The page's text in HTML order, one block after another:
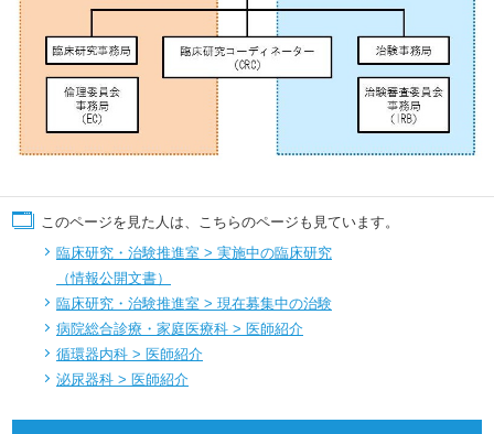
2025年07月10日 第370回治験審査委員会（2025年7月2日開催）会議の記
2025年06月16日 現在実施中の治験、治験の実績を更新しました
第369回治験審査委員会（2025年6月4日開催）会議の記
録の概要を掲載しました
2025年05月19日 第368回治験審査委員会（2025年5月7日開催）会議の記
録の概要を掲載しました
2025年04月14日 第367回 治験審査委員会（2025年4月2日開催）会議の記
しました
2025年04月03日 治験審査委員会名簿を更新しました
2025年03月06日 2025年度治験審査委員会の開催日を掲載しました
2025年01月10日 現在実施中の治験、治験の実績を更新しました
2025年01月09日 治験審査委員会名簿を更新しました
製薬協ICF共通テンプレート（手稲渓仁会病院版）を掲載
しました
2024年12月06日 現在募集中の治験を更新しました
2024年10月04日 現在募集中の治験を更新しました
このページを見た人は、こちらのページも見ています。
臨床研究・治験推進室 > 実施中の臨床研究
（情報公開文書）
臨床研究・治験推進室 > 現在募集中の治験
病院総合診療・家庭医療科 > 医師紹介
循環器内科 > 医師紹介
泌尿器科 > 医師紹介